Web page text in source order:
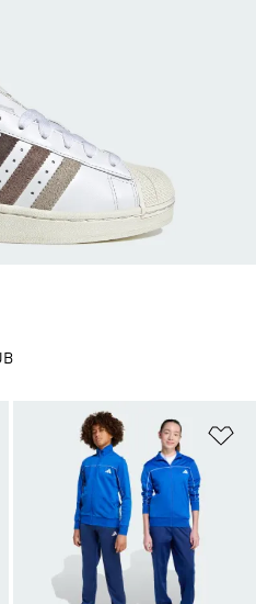
Adicionar à Lista de Desejos